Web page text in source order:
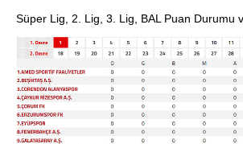
Süper Lig, 2. Lig, 3. Lig, BAL Puan Durumu